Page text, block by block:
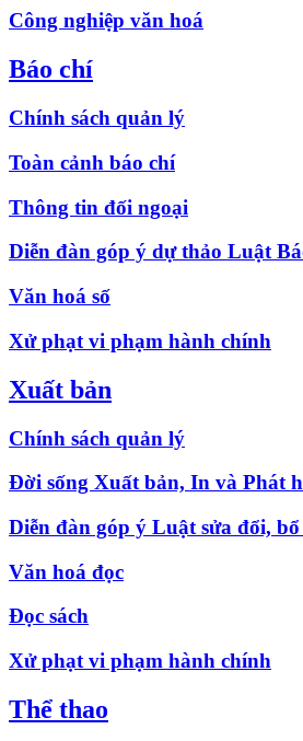
Công nghiệp văn hoá
Báo chí
Chính sách quản lý
Toàn cảnh báo chí
Thông tin đối ngoại
Diễn đàn góp ý dự thảo Luật
Văn hoá số
Xử phạt vi phạm hành chính
Xuất bản
Chính sách quản lý
Đời sống Xuất bản, In và Phát
Diễn đàn góp ý Luật sửa đổi,
Văn hoá đọc
Đọc sách
Xử phạt vi phạm hành chính
Thể thao